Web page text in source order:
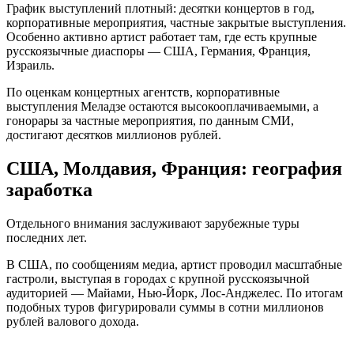
График выступлений плотный: десятки концертов в год,
корпоративные мероприятия, частные закрытые выступления.
Особенно активно артист работает там, где есть крупные
русскоязычные диаспоры — США, Германия, Франция,
Израиль.
По оценкам концертных агентств, корпоративные
выступления Меладзе остаются высокооплачиваемыми, а
гонорары за частные мероприятия, по данным СМИ,
достигают десятков миллионов рублей.
США, Молдавия, Франция: география
заработка
Отдельного внимания заслуживают зарубежные туры
последних лет.
В США, по сообщениям медиа, артист проводил масштабные
гастроли, выступая в городах с крупной русскоязычной
аудиторией — Майами, Нью-Йорк, Лос-Анджелес. По итогам
подобных туров фигурировали суммы в сотни миллионов
рублей валового дохода.